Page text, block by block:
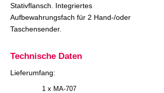
Stativflansch. Integriertes
Aufbewahrungsfach für 2 Hand-/oder
Taschensender.
Technische Daten
Lieferumfang:
1 x MA-707